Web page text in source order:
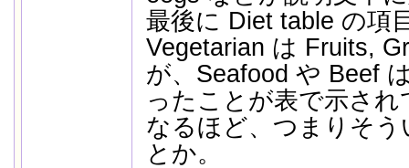
最後に Diet table の項
Vegetarian は Fruits,
が、Seafood や Beef
ったことが表で示され
なるほど、つまりそ
とか。